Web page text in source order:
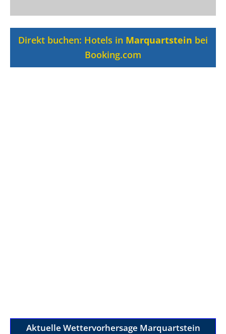
Direkt buchen: Hotels in Marquartstein bei
Booking.com
Aktuelle Wettervorhersage Marquartstein